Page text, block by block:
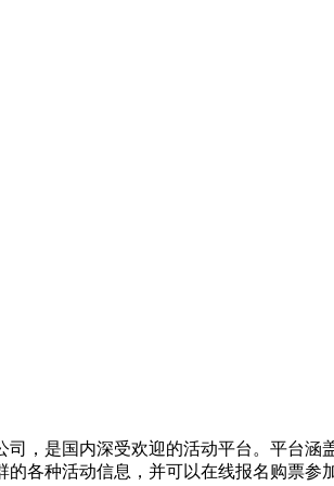
，是国内深受欢迎的活动平台。平台
各种活动信息，并可以在线报名购票参